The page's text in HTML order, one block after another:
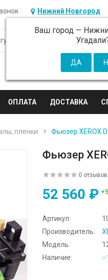
Нижний Новгород
Ваш город —
ОПЛАТА ДОСТАВКА
пленки Фьюзер XEROX
Фьюзер
0 отзывов
52 560 ₽
Артикул:
Производитель:
Модель:
Наличие: